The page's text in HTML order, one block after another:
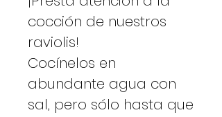
cocción de nuestros
raviolis!
Cocínelos en
abundante agua con
sal, pero sólo hasta que